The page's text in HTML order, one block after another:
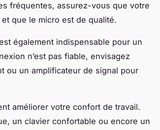
fréquentes, assurez-vous que votre
que le micro est de qualité.
également indispensable pour un
n’est pas fiable, envisagez
ou un amplificateur de signal pour
améliorer votre confort de travail.
un clavier confortable ou encore un